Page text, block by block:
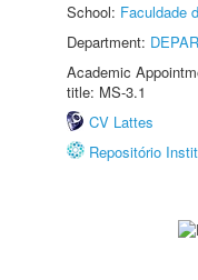
School: Faculdade
Department:
Academic
title: MS-3.1
CV Lattes
Repositório